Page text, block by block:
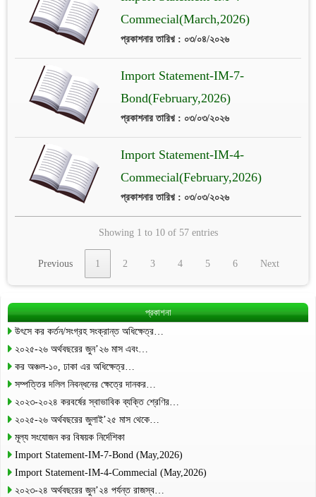
Commecial(March,2026)
প্রকাশনার তারিখ় : ০৩/০৪/২০২৬
Import Statement-IM-7-
Bond(February,2026)
প্রকাশনার তারিখ় : ০৩/০৩/২০২৬
Import Statement-IM-4-
Commecial(February,2026)
প্রকাশনার তারিখ় : ০৩/০৩/২০২৬
Showing 1 to 10 of 57 entries
Previous 1 2 3 4 5 6 Next
প্রকাশনা
উৎসে কর কর্তন/সংগ্রহ সংক্রান্ত অধিক্ষেত্র…
২০২৫-২৬ অর্থবছরের জুন’২৬ মাস এবং…
কর অঞ্চল-১০, ঢাকা এর অধিক্ষেত্র…
সম্পত্তির দলিল নিবন্ধনের ক্ষেত্রে দানকর…
২০২৩-২০২৪ করবর্ষের স্বাভাবিক ব্যক্তি শ্রেণির…
২০২৫-২৬ অর্থবছরের জুলাই’২৫ মাস থেকে…
মূল্য সংযোজন কর বিষয়ক নির্দেশিকা
Import Statement-IM-7-Bond (May,2026)
Import Statement-IM-4-Commecial (May,2026)
২০২৩-২৪ অর্থবছরের জুন’২৪ পর্যন্ত রাজস্ব…